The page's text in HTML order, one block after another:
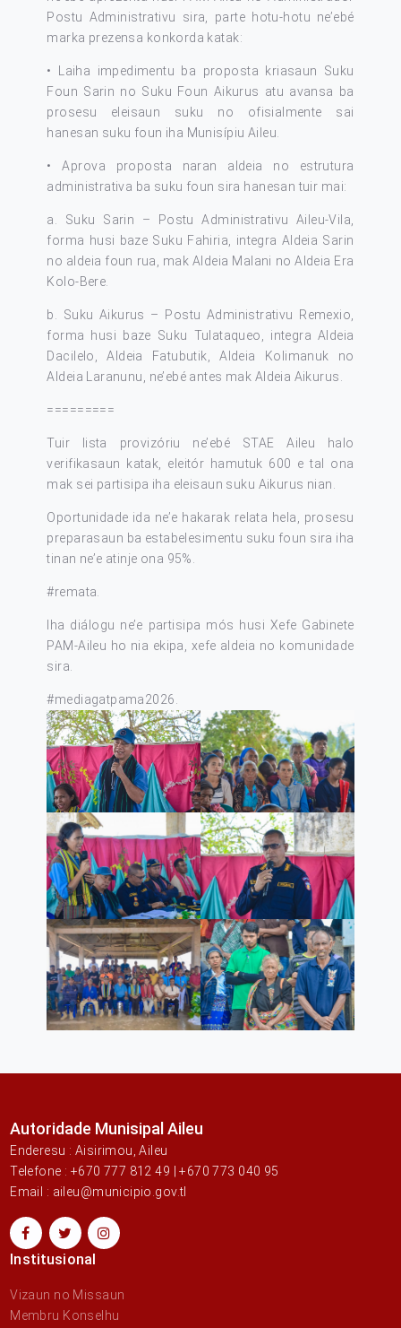
Postu Administrativu sira, parte hotu-hotu ne’ebé
marka prezensa konkorda katak:
• Laiha impedimentu ba proposta kriasaun Suku
Foun Sarin no Suku Foun Aikurus atu avansa ba
prosesu eleisaun suku no ofisialmente sai
hanesan suku foun iha Munisípiu Aileu.
• Aprova proposta naran aldeia no estrutura
administrativa ba suku foun sira hanesan tuir mai:
a. Suku Sarin – Postu Administrativu Aileu-Vila,
forma husi baze Suku Fahiria, integra Aldeia Sarin
no aldeia foun rua, mak Aldeia Malani no Aldeia Era
Kolo-Bere.
b. Suku Aikurus – Postu Administrativu Remexio,
forma husi baze Suku Tulataqueo, integra Aldeia
Dacilelo, Aldeia Fatubutik, Aldeia Kolimanuk no
Aldeia Laranunu, ne’ebé antes mak Aldeia Aikurus.
=========
Tuir lista provizóriu ne’ebé STAE Aileu halo
verifikasaun katak, eleitór hamutuk 600 e tal ona
mak sei partisipa iha eleisaun suku Aikurus nian.
Oportunidade ida ne’e hakarak relata hela, prosesu
preparasaun ba estabelesimentu suku foun sira iha
tinan ne’e atinje ona 95%.
#remata
Iha diálogu ne’e partisipa mós husi Xefe Gabinete
PAM-Aileu ho nia ekipa, xefe aldeia no komunidade
sira.
#mediagatpama2026
Autoridade Munisipal Aileu
Enderesu : Aisirimou, Aileu
Telefone : +670 777 812 49 | +670 773 040 95
Email : aileu@municipio.gov.tl
Institusional
Vizaun no Missaun
Membru Konselhu